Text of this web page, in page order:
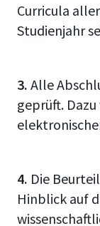
Curricula
Studienjahr
3. Alle
geprüft.
4. Die
Hinblick auf